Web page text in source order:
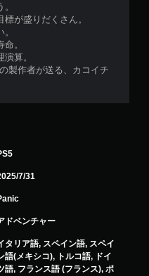
が盛りだくさん。
。
算。
製作者が送る、カコイチ
7/31
ドベンチャー
タリア語, スペイン語, スペイ
語(メキシコ), トルコ語, ドイ
語, フランス語 (フランス), ポ